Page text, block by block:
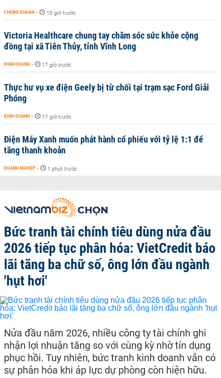
CHỨNG KHOÁN - 15 giờ trước
Victoria Healthcare chung tay chăm sóc sức khỏe cộng
đồng tại xã Tiên Thủy, tỉnh Vĩnh Long
KINH DOANH - 17 giờ trước
Thực hư vụ xe điện Geely bị từ chối tại trạm sạc Ford Giải
Phóng
KINH DOANH - 17 giờ trước
Điện Máy Xanh muốn phát hành cổ phiếu với tỷ lệ 1:1 để
tăng thanh khoản
DOANH NGHIỆP - 1 phút trước
Bức tranh tài chính tiêu dùng nửa đầu
2026 tiếp tục phân hóa: VietCredit báo
lãi tăng ba chữ số, ông lớn đầu ngành
'hụt hơi'
Nửa đầu năm 2026, nhiều công ty tài chính ghi
nhận lợi nhuận tăng so với cùng kỳ nhờ tín dụng
phục hồi. Tuy nhiên, bức tranh kinh doanh vẫn có
sự phân hóa khi áp lực dự phòng còn hiện hữu.